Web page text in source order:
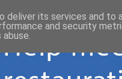
its services and to
and security